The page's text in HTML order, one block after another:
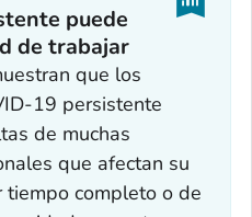
puede
de trabajar
que los
19 persistente
de muchas
que afectan su
completo o de